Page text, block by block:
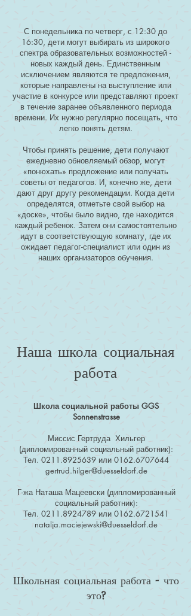
С понедельника по четверг, с 12:30 до
16:30, дети могут выбирать из широкого
спектра образовательных возможностей -
новых каждый день. Единственным
исключением являются те предложения,
которые направлены на выступление или
участие в конкурсе или представляют проект
в течение заранее объявленного периода
времени. Их нужно регулярно посещать, что
легко понять детям.
Чтобы принять решение, дети получают
ежедневно обновляемый обзор, могут
«понюхать» предложение или получать
советы от педагогов. И, конечно же, дети
дают друг другу рекомендации. Когда дети
определятся, отметьте свой выбор на
«доске», чтобы было видно, где находится
каждый ребенок. Затем они самостоятельно
идут в соответствующую комнату, где их
ожидает педагог-специалист или один из
наших организаторов обучения.
Наша школа социальная
работа
Школа социальной работы GGS
Sonnenstrasse
Миссис Гертруда Хильгер
(дипломированный социальный работник):
Тел. 0211.8925639 или 0162.6707644
gertrud.hilger@duesseldorf.de
Г-жа Наташа Мацеевски (дипломированный
социальный работник):
Тел. 0211.8924789 или 0162.6721541
natalja.maciejewski@duesseldorf.de
Школьная социальная работа - что
это?